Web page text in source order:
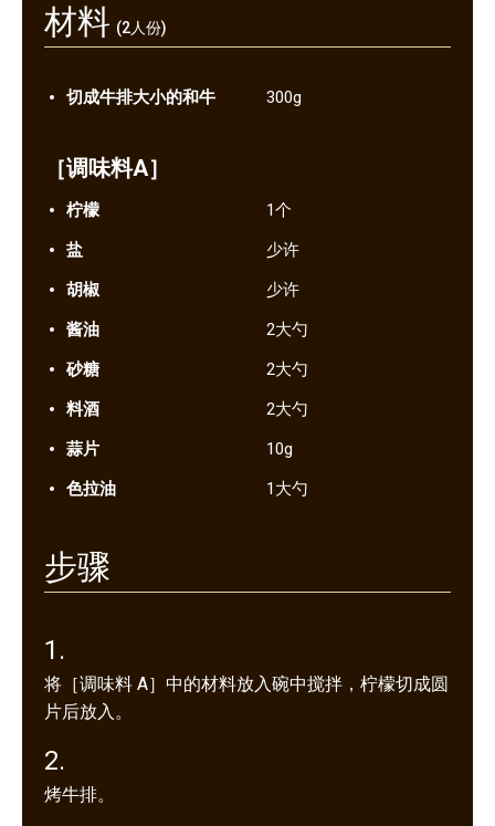
材料 (2人份)
切成牛排大小的和牛 300g
［调味料A］
柠檬
1个
盐
少许
胡椒
少许
酱油
2大勺
砂糖
2大勺
料酒
2大勺
蒜片
10g
色拉油
1大勺
步骤
1.
将［调味料 A］中的材料放入碗中搅拌，柠檬切成圆
片后放入。
2.
烤牛排。